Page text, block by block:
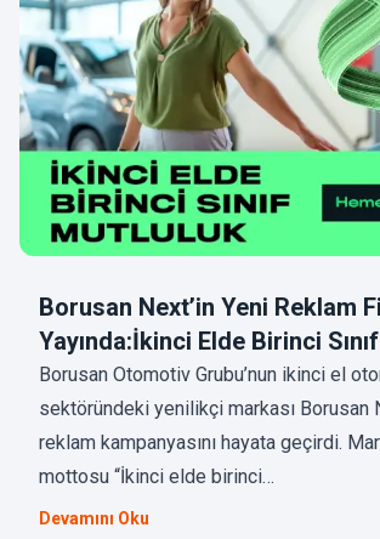
Borusan Next’in Yeni Reklam
Yayında:İkinci Elde Birinci
Borusan Otomotiv Grubu’nun ikinci el
sektöründeki yenilikçi markası Borusan
reklam kampanyasını hayata geçirdi.
mottosu “İkinci elde birinci…
Devamını Oku